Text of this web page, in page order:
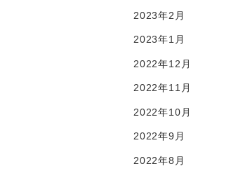
2023年2月
2023年1月
2022年12月
2022年11月
2022年10月
2022年9月
2022年8月